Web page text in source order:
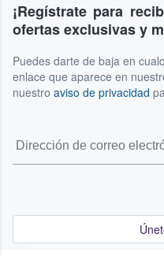
¡Regístrate para
ofertas exclusivas y
Puedes darte de baja en
enlace que aparece en
nuestro aviso de privacidad